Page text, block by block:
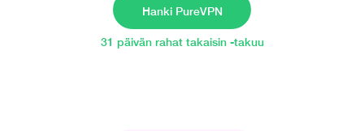
Hanki PureVPN
31 päivän rahat takaisin -takuu